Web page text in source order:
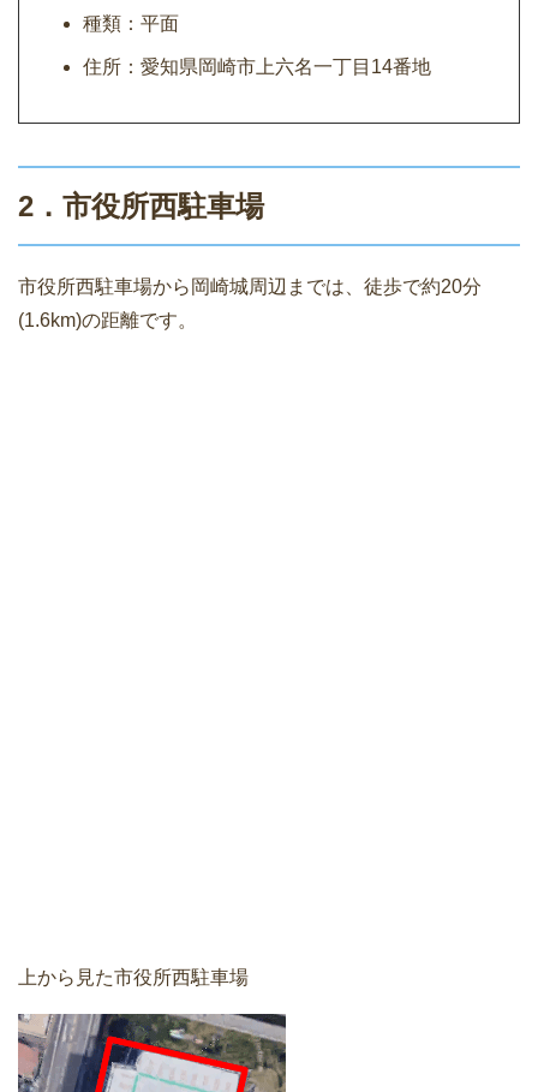
種類：平面
住所：愛知県岡崎市上六名一丁目14番地
2．市役所西駐車場
市役所西駐車場から岡崎城周辺までは、徒歩で約20分
(1.6km)の距離です。
上から見た市役所西駐車場